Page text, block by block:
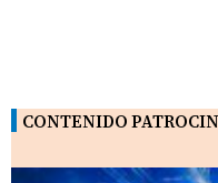
CONTENIDO